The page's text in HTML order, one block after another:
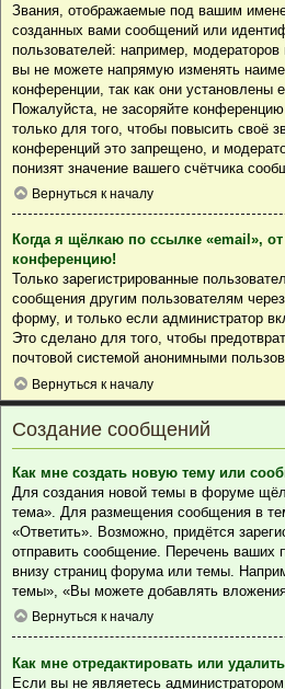
Звания, отображаемые под вашим
созданных вами сообщений или
пользователей: например,
вы не можете напрямую изменять
конференции, так как они установлены
Пожалуйста, не засоряйте
только для того, чтобы повысить своё
конференций это запрещено, и
понизят значение вашего счётчика
Вернуться к началу
Когда я щёлкаю по ссылке «email»,
конференцию!
Только зарегистрированные
сообщения другим пользователям
форму, и только если администратор
Это сделано для того, чтобы
почтовой системой анонимными
Вернуться к началу
Создание сообщений
Как мне создать новую тему или
Для создания новой темы в форуме
тема». Для размещения сообщения в
«Ответить». Возможно, придётся
отправить сообщение. Перечень ваших
внизу страниц форума или темы.
темы», «Вы можете добавлять
Вернуться к началу
Как мне отредактировать или
Если вы не являетесь